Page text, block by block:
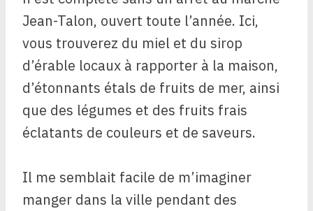
Jean-Talon, ouvert toute l’année. Ici,
vous trouverez du miel et du sirop
d’érable locaux à rapporter à la maison,
d’étonnants étals de fruits de mer, ainsi
que des légumes et des fruits frais
éclatants de couleurs et de saveurs.
Il me semblait facile de m’imaginer
manger dans la ville pendant des